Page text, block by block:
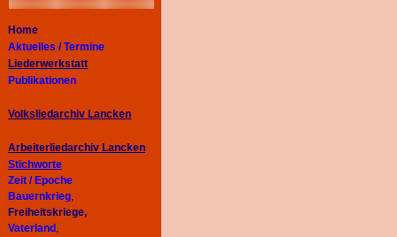
Home
Aktuelles / Termine
Liederwerkstatt
Publikationen
Volksliedarchiv Lancken
Arbeiterliedarchiv Lancken
Stichworte
Zeit / Epoche
Bauernkrieg,
Freiheitskriege,
Vaterland ,